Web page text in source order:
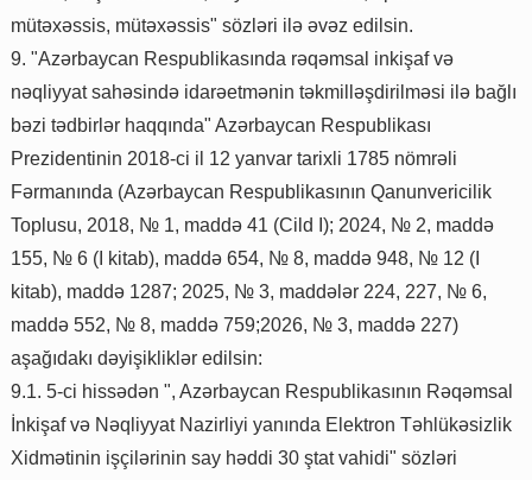
mütəxəssis, mütəxəssis" sözləri ilə əvəz edilsin.
9. "Azərbaycan Respublikasında rəqəmsal inkişaf və
nəqliyyat sahəsində idarəetmənin təkmilləşdirilməsi ilə bağlı
bəzi tədbirlər haqqında" Azərbaycan Respublikası
Prezidentinin 2018-ci il 12 yanvar tarixli 1785 nömrəli
Fərmanında (Azərbaycan Respublikasının Qanunvericilik
Toplusu, 2018, № 1, maddə 41 (Cild I); 2024, № 2, maddə
155, № 6 (I kitab), maddə 654, № 8, maddə 948, № 12 (I
kitab), maddə 1287; 2025, № 3, maddələr 224, 227, № 6,
maddə 552, № 8, maddə 759;2026, № 3, maddə 227)
aşağıdakı dəyişikliklər edilsin:
9.1. 5-ci hissədən ", Azərbaycan Respublikasının Rəqəmsal
İnkişaf və Nəqliyyat Nazirliyi yanında Elektron Təhlükəsizlik
Xidmətinin işçilərinin say həddi 30 ştat vahidi" sözləri